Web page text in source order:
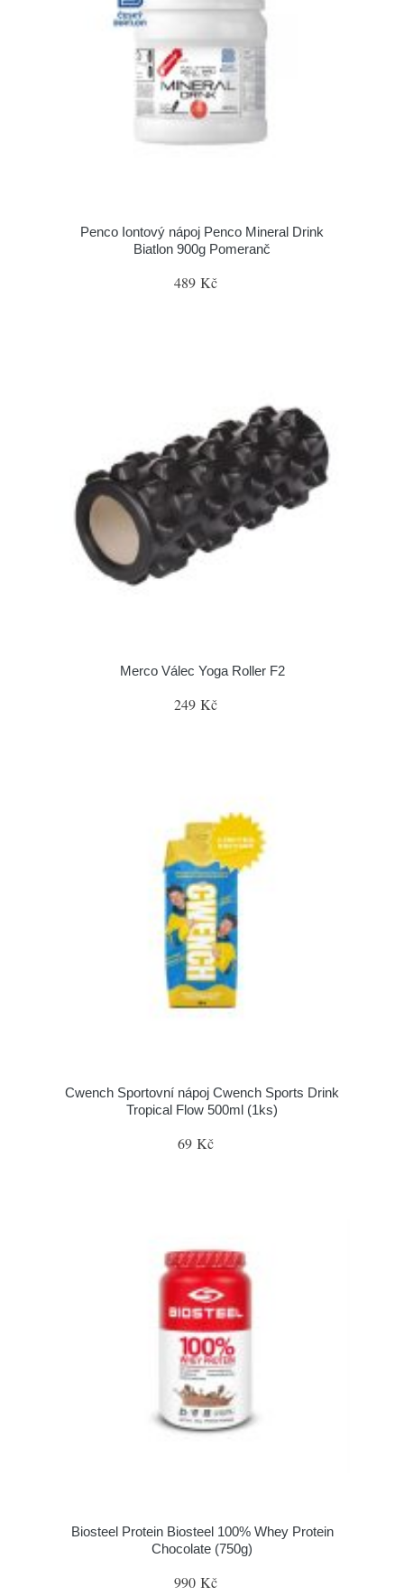
Penco Iontový nápoj Penco Mineral Drink
Biatlon 900g Pomeranč
489 Kč
Merco Válec Yoga Roller F2
249 Kč
Cwench Sportovní nápoj Cwench Sports Drink
Tropical Flow 500ml (1ks)
69 Kč
Biosteel Protein Biosteel 100% Whey Protein
Chocolate (750g)
990 Kč